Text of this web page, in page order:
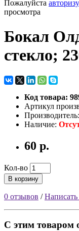
Пожалуйста
просмотра
Бокал
стекло;
Код товара:
Артикул
Производитель:
Наличие:
60 р.
Кол-во
В корзину
0 отзывов /Написать
С этим товаром